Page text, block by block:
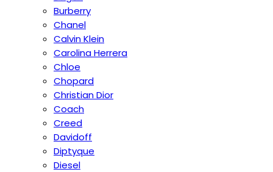
Burberry
Chanel
Calvin Klein
Carolina Herrera
Chloe
Chopard
Christian Dior
Coach
Creed
Davidoff
Diptyque
Diesel